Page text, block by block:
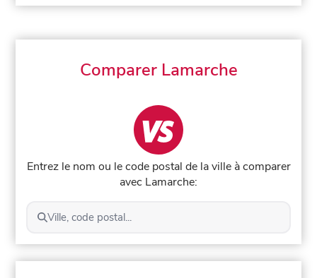
Comparer Lamarche
Entrez le nom ou le code postal de la ville à comparer
avec Lamarche:
Ville, code postal...